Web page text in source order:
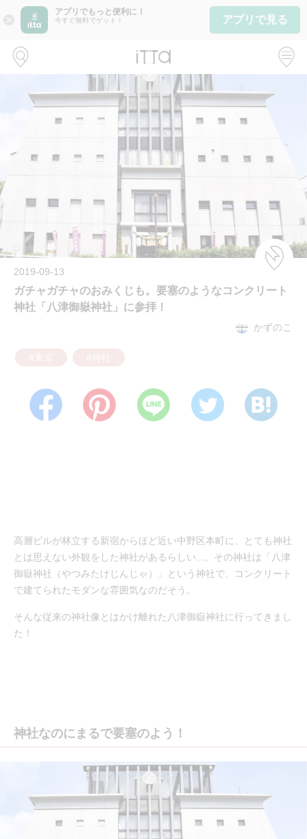
close
アプリでもっと便利に！
今すぐ無料でゲット！ アプリで見る
2019-09-13
ガチャガチャのおみくじも。要塞のようなコンクリート
神社「八津御嶽神社」に参拝！
かずのこ
高層ビルが林立する新宿からほど近い中野区本町に、とても神社
とは思えない外観をした神社があるらしい...。その神社は「八津
御嶽神社（やつみたけじんじゃ）」という神社で、コンクリート
で建てられたモダンな雰囲気なのだそう。
そんな従来の神社像とはかけ離れた八津御嶽神社に行ってきまし
た！
神社なのにまるで要塞のよう！